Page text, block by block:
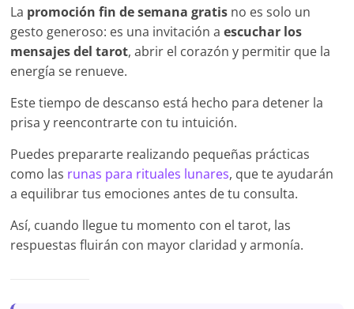
La promoción fin de semana gratis no es solo un
gesto generoso: es una invitación aescuchar los
mensajes del tarot, abrir el corazón y permitir que la
energía se renueve.
Este tiempo de descanso está hecho para detener la
prisa y reencontrarte con tu intuición.
Puedes prepararte realizando pequeñas prácticas
como las runas para rituales lunares, que te ayudarán
a equilibrar tus emociones antes de tu consulta.
Así, cuando llegue tu momento con el tarot, las
respuestas fluirán con mayor claridad y armonía.